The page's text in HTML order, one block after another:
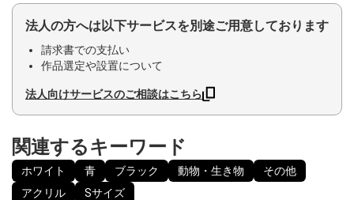
法人の方へは以下サービスを別途ご用意しております
請求書での支払い
作品選定や設置について
法人向けサービスのご相談はこちら
関連するキーワード
ホワイト 青 ブラック 動物・生き物
その他
アクリル
Sサイズ